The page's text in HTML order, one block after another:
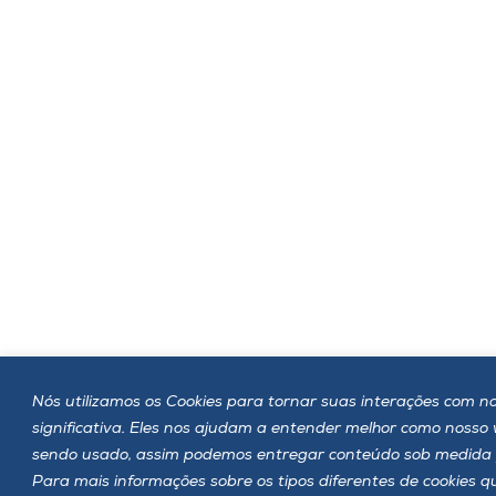
Nós utilizamos os Cookies para tornar suas interações com
significativa. Eles nos ajudam a entender melhor como nosso
sendo usado, assim podemos entregar conteúdo sob medida
Para mais informações sobre os tipos diferentes de cookies